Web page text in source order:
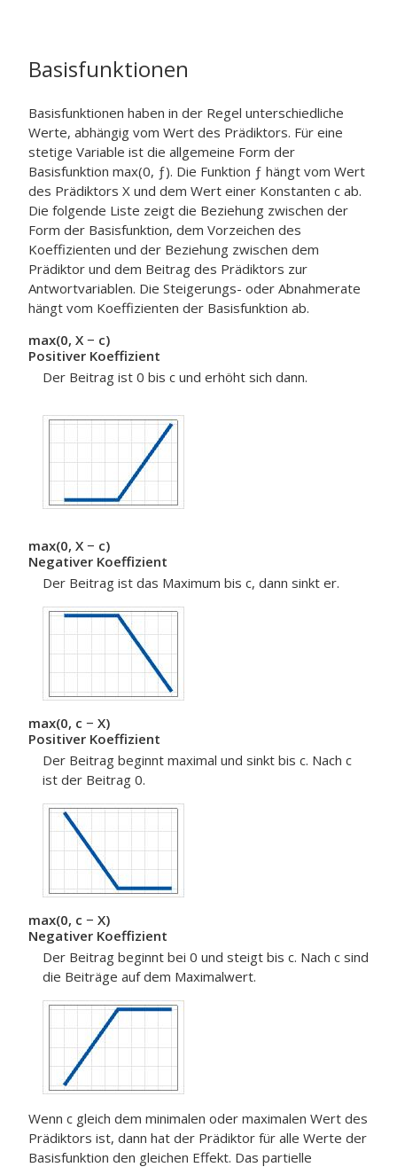
Basisfunktionen
Basisfunktionen haben in der Regel unterschiedliche
Werte, abhängig vom Wert des Prädiktors. Für eine
stetige Variable ist die allgemeine Form der
Basisfunktion max(0, ƒ). Die Funktion ƒ hängt vom Wert
des Prädiktors X und dem Wert einer Konstanten c ab.
Die folgende Liste zeigt die Beziehung zwischen der
Form der Basisfunktion, dem Vorzeichen des
Koeffizienten und der Beziehung zwischen dem
Prädiktor und dem Beitrag des Prädiktors zur
Antwortvariablen. Die Steigerungs- oder Abnahmerate
hängt vom Koeffizienten der Basisfunktion ab.
max(0, X − c)
Positiver Koeffizient
Der Beitrag ist 0 bis c und erhöht sich dann.
max(0, X − c)
Negativer Koeffizient
Der Beitrag ist das Maximum bis c, dann sinkt er.
max(0, c − X)
Positiver Koeffizient
Der Beitrag beginnt maximal und sinkt bis c. Nach c
ist der Beitrag 0.
max(0, c − X)
Negativer Koeffizient
Der Beitrag beginnt bei 0 und steigt bis c. Nach c sind
die Beiträge auf dem Maximalwert.
Wenn c gleich dem minimalen oder maximalen Wert des
Prädiktors ist, dann hat der Prädiktor für alle Werte der
Basisfunktion den gleichen Effekt. Das partielle